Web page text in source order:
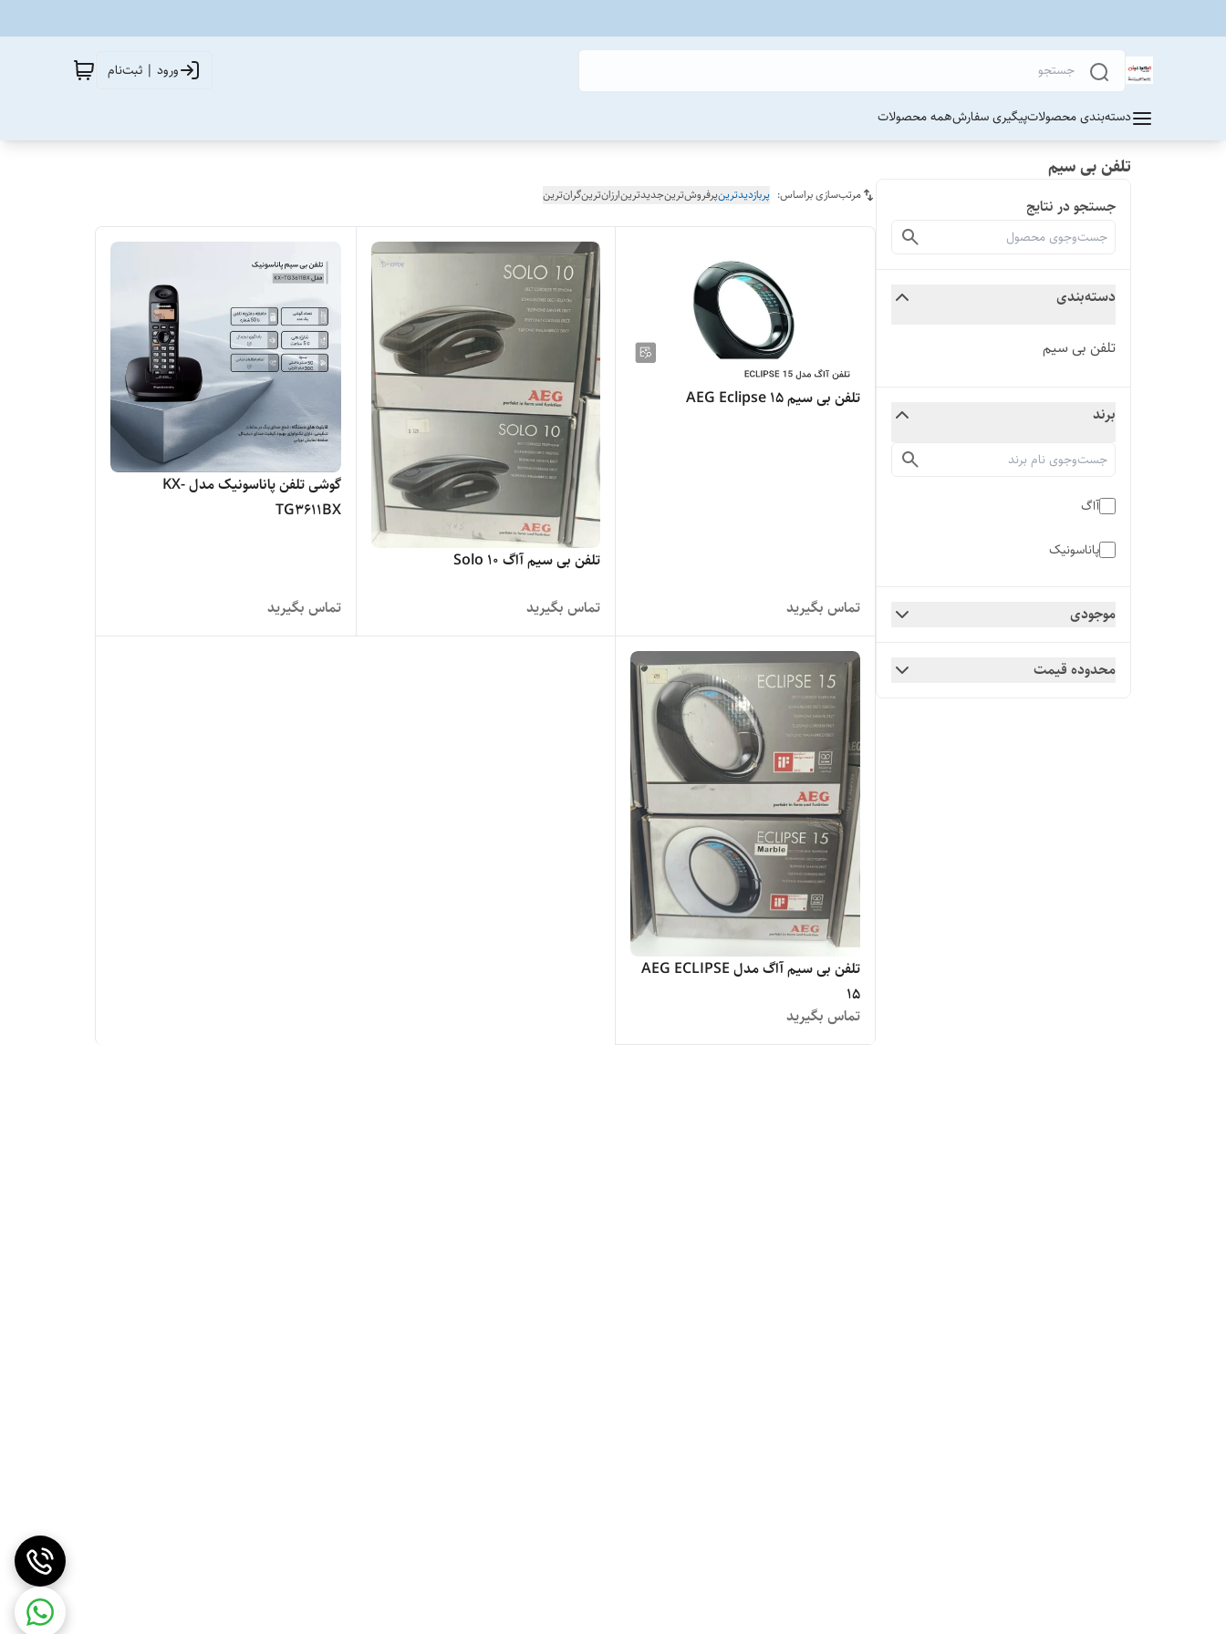
ورود | ثبت‌نام
دسته‌بندی محصولاتپیگیری سفارشهمه محصولات
تلفن بی سیم
جستجو در نتایج
دسته‌بندی
تلفن بی سیم
برند
آاگ
پاناسونیک
موجودی
محدوده قیمت
مرتب‌سازی براساس: پربازدیدترینپرفروش‌ترینجدیدترینارزان‌ترینگران‌ترین
تلفن بی سیم AEG Eclipse 15
تماس بگیرید
تلفن بی سیم آاگ Solo 10
تماس بگیرید
گوشی تلفن پاناسونیک مدل KX-
TG3611BX
تماس بگیرید
تلفن بی سیم آاگ مدل AEG ECLIPSE
15
تماس بگیرید